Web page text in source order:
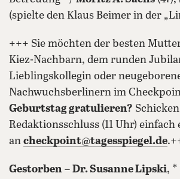
(spielte den Klaus Beimer in der
+++ Sie möchten der besten
Kiez-Nachbarn, dem runden
Lieblingskollegin oder
Nachwuchsberlinern im
Geburtstag gratulieren?
Redaktionsschluss (11 Uhr) einfach
an checkpoint@tagesspiegel.de
Gestorben – Dr. Susanne Lipski, *